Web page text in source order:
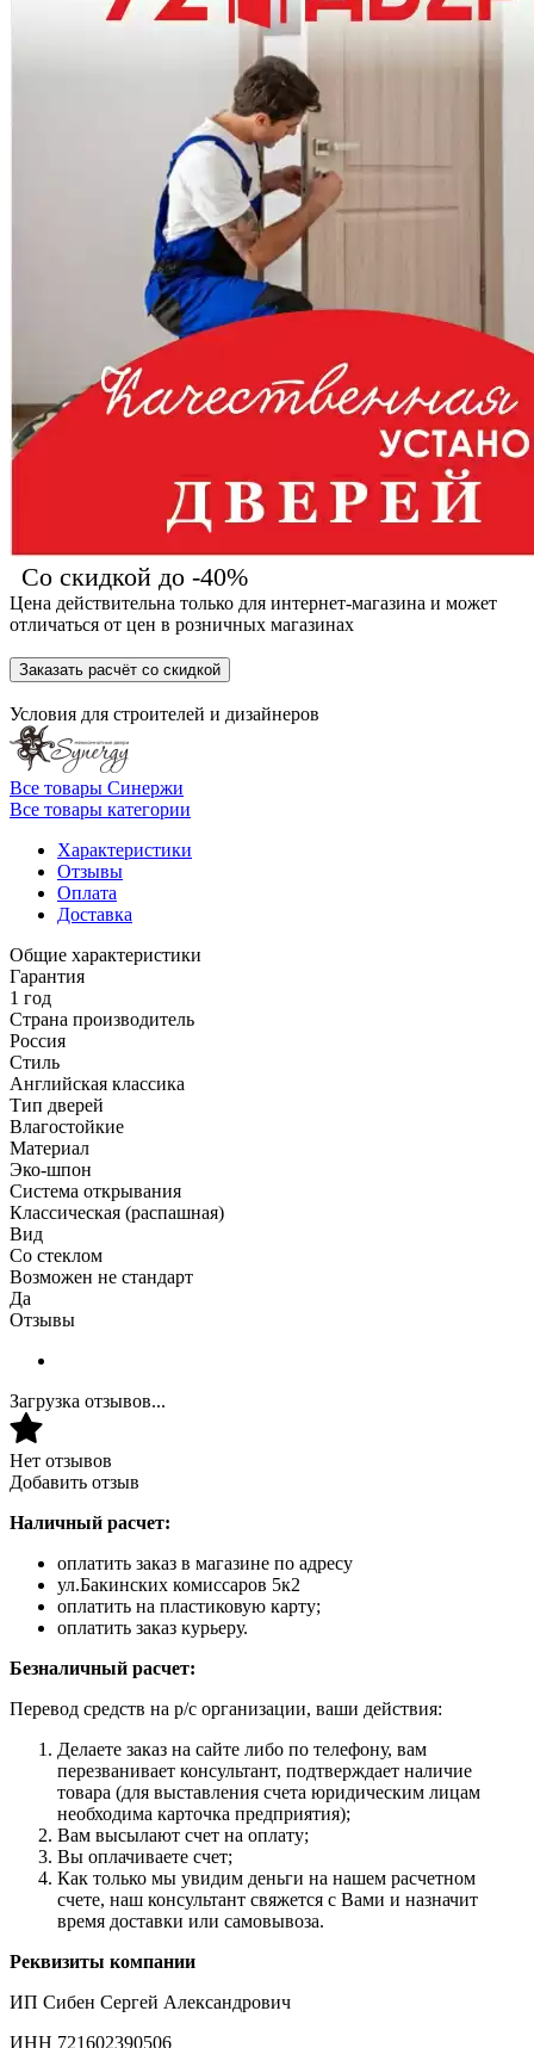
Со скидкой до -40%
Цена действительна только для интернет-магазина и может
отличаться от цен в розничных магазинах
Заказать расчёт со скидкой
Условия для строителей и дизайнеров
Все товары Синержи
Все товары категории
Характеристики
Отзывы
Оплата
Доставка
Общие характеристики
Гарантия
1 год
Страна производитель
Россия
Стиль
Английская классика
Тип дверей
Влагостойкие
Материал
Эко-шпон
Система открывания
Классическая (распашная)
Вид
Со стеклом
Возможен не стандарт
Да
Отзывы
Загрузка отзывов...
Нет отзывов
Добавить отзыв
Наличный расчет:
оплатить заказ в магазине по адресу
ул.Бакинских комиссаров 5к2
оплатить на пластиковую карту;
оплатить заказ курьеру.
Безналичный расчет:
Перевод средств на р/с организации, ваши действия:
Делаете заказ на сайте либо по телефону, вам
перезванивает консультант, подтверждает наличие
товара (для выставления счета юридическим лицам
необходима карточка предприятия);
Вам высылают счет на оплату;
Вы оплачиваете счет;
Как только мы увидим деньги на нашем расчетном
счете, наш консультант свяжется с Вами и назначит
время доставки или самовывоза.
Реквизиты компании
ИП Сибен Сергей Александрович
ИНН 721602390506